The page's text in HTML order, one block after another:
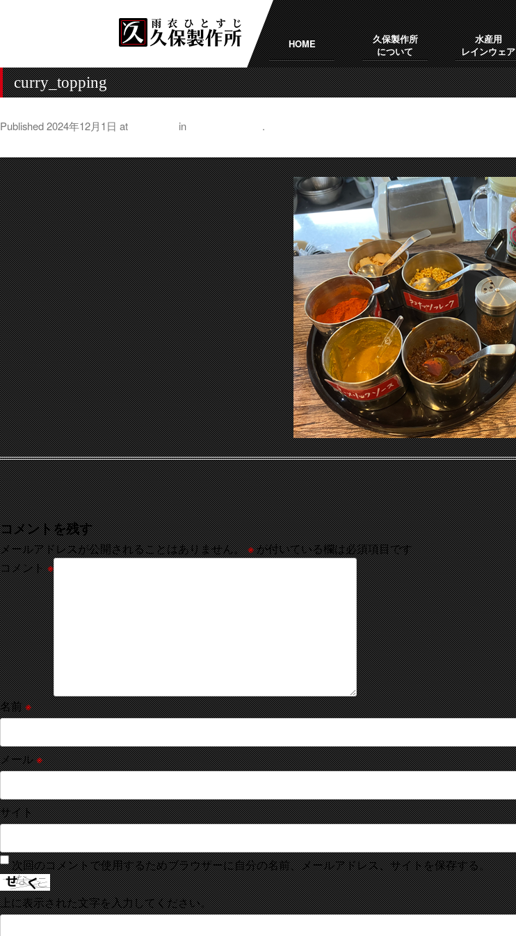
HOME
久保製作所
について
水産用
レインウェア
curry_topping
Published2024年12月1日 at in .
コメントを残す
メールアドレスが公開されることはありません。※が付いている欄は必須項目です
コメント※
名前※
メール※
サイト
次回のコメントで使用するためブラウザーに自分の名前、メールアドレス、サイトを保存する。
上に表示された文字を入力してください。